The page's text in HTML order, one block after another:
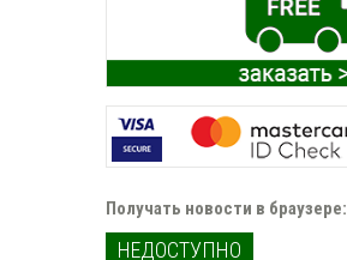
Получать новости в браузере:
НЕДОСТУПНО